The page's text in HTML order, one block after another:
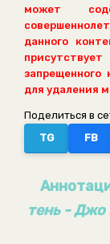
может
данного
запрещенного
для удаления
Поделиться в
TG
FB
тень - Джо